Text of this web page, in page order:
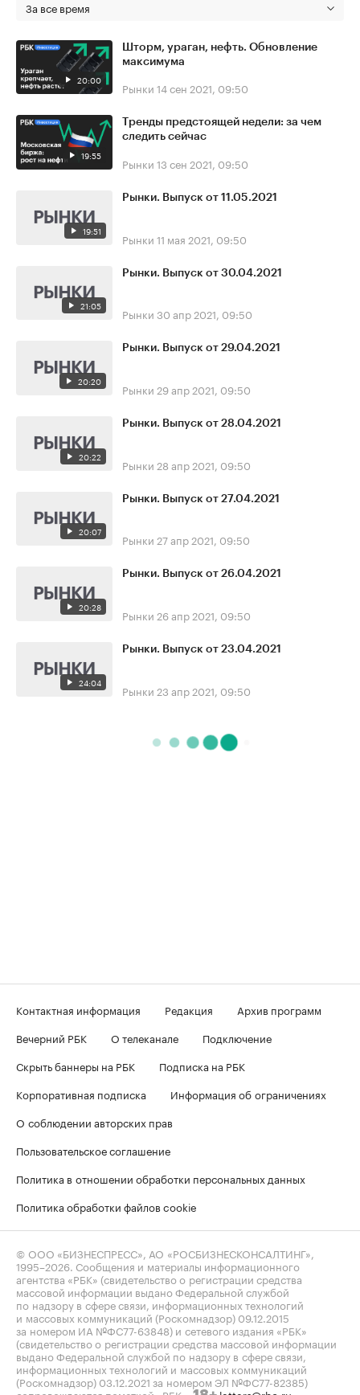
За все время
20:00
Шторм, ураган, нефть. Обновление
максимума
Рынки 14 сен 2021, 09:50
19:55
Тренды предстоящей недели: за чем
следить сейчас
Рынки 13 сен 2021, 09:50
19:51
Рынки. Выпуск от 11.05.2021
Рынки 11 мая 2021, 09:50
21:05
Рынки. Выпуск от 30.04.2021
Рынки 30 апр 2021, 09:50
20:20
Рынки. Выпуск от 29.04.2021
Рынки 29 апр 2021, 09:50
20:22
Рынки. Выпуск от 28.04.2021
Рынки 28 апр 2021, 09:50
20:07
Рынки. Выпуск от 27.04.2021
Рынки 27 апр 2021, 09:50
20:28
Рынки. Выпуск от 26.04.2021
Рынки 26 апр 2021, 09:50
24:04
Рынки. Выпуск от 23.04.2021
Рынки 23 апр 2021, 09:50
Контактная информация Редакция
Архив программ
Вечерний РБК
О телеканале
Подключение
Скрыть баннеры на РБК
Подписка на РБК
Корпоративная подписка
Информация об ограничениях
О соблюдении авторских прав
Пользовательское соглашение
Политика в отношении обработки персональных данных
Политика обработки файлов cookie
© ООО «БИЗНЕСПРЕСС», АО «РОСБИЗНЕСКОНСАЛТИНГ»,
1995–2026 . Сообщения и материалы информационного
агентства «РБК» (свидетельство о регистрации средства
массовой информации выдано Федеральной службой
по надзору в сфере связи, информационных технологий
и массовых коммуникаций (Роскомнадзор) 09.12.2015
за номером ИА №ФС77-63848) и сетевого издания «РБК»
(свидетельство о регистрации средства массовой информации
выдано Федеральной службой по надзору в сфере связи,
информационных технологий и массовых коммуникаций
(Роскомнадзор) 03.12.2021 за номером ЭЛ №ФС77-82385)